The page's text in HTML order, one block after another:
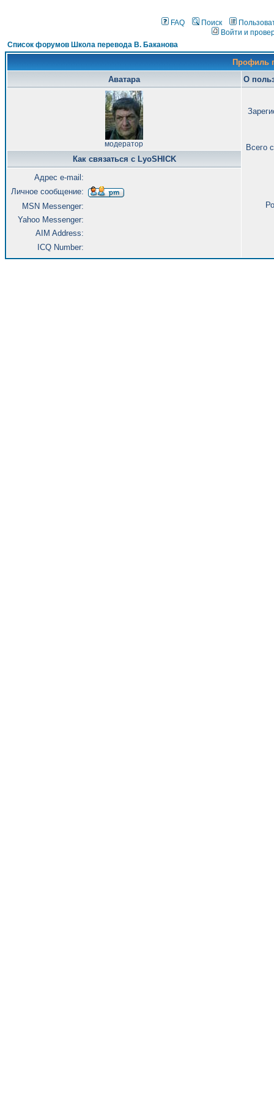
FAQ Поиск
Войти и
Список форумов Школа перевода В. Баканова
Профиль
Аватара
О
модератор Всего
Как связаться с LyoSHICK
Адрес e-mail:
Личное сообщение:
MSN Messenger:
Yahoo Messenger:
AIM Address:
ICQ Number: